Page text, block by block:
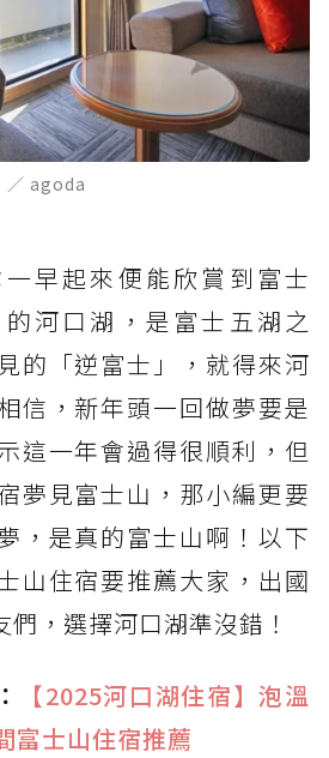
／ agoda
早起來便能欣賞到富士
河口湖，是富士五湖之
的「逆富士」，就得來河
信，新年頭一回做夢要是
這一年會過得很順利，但
夢見富士山，那小編更要
，是真的富士山啊！以下
山住宿要推薦大家，出國
，選擇河口湖準沒錯！
【2025河口湖住宿】泡溫
富士山住宿推薦